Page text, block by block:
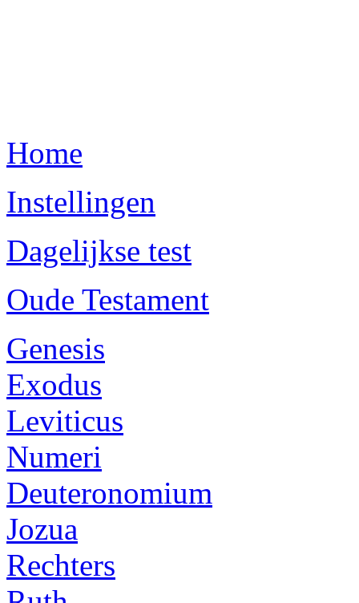
Home
Instellingen
Dagelijkse test
Oude Testament
Genesis
Exodus
Leviticus
Numeri
Deuteronomium
Jozua
Rechters